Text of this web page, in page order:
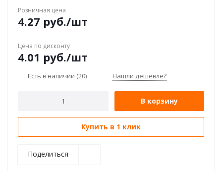
Розничная цена
4.27 руб./шт
Цена по дисконту
4.01 руб./шт
Есть в наличии (20) Нашли дешевле?
В корзину
Купить в 1 клик
Поделиться